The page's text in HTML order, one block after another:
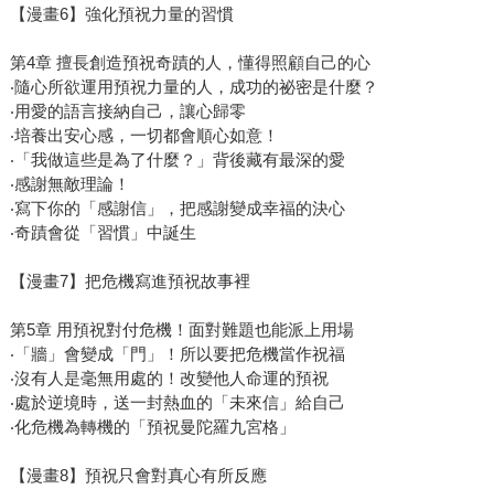
【漫畫6】強化預祝力量的習慣
第4章 擅長創造預祝奇蹟的人，懂得照顧自己的心
‧隨心所欲運用預祝力量的人，成功的祕密是什麼？
‧用愛的語言接納自己，讓心歸零
‧培養出安心感，一切都會順心如意！
‧「我做這些是為了什麼？」背後藏有最深的愛
‧感謝無敵理論！
‧寫下你的「感謝信」，把感謝變成幸福的決心
‧奇蹟會從「習慣」中誕生
【漫畫7】把危機寫進預祝故事裡
第5章 用預祝對付危機！面對難題也能派上用場
‧「牆」會變成「門」！所以要把危機當作祝福
‧沒有人是毫無用處的！改變他人命運的預祝
‧處於逆境時，送一封熱血的「未來信」給自己
‧化危機為轉機的「預祝曼陀羅九宮格」
【漫畫8】預祝只會對真心有所反應